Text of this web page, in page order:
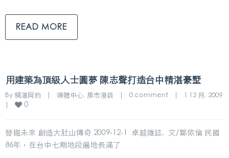
READ MORE
用建築為頂級人士圓夢 陳志聲打造台中精湛豪墅
By 精湛阿豹 媒體中心, 房市漫談 0 comment
0
發掘未來 創造大肚山傳奇 2009-12-1 卓越雜誌, 文/鄒依倫 民國
86年，在台中七期地段遍地長滿了